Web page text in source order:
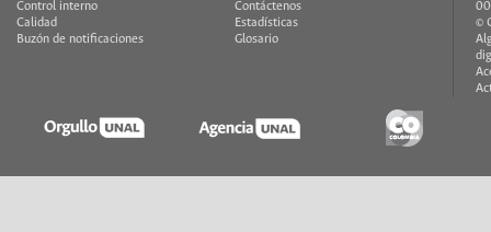
Control interno
Calidad
Buzón de notificaciones
Contáctenos
Estadísticas
Glosario
©